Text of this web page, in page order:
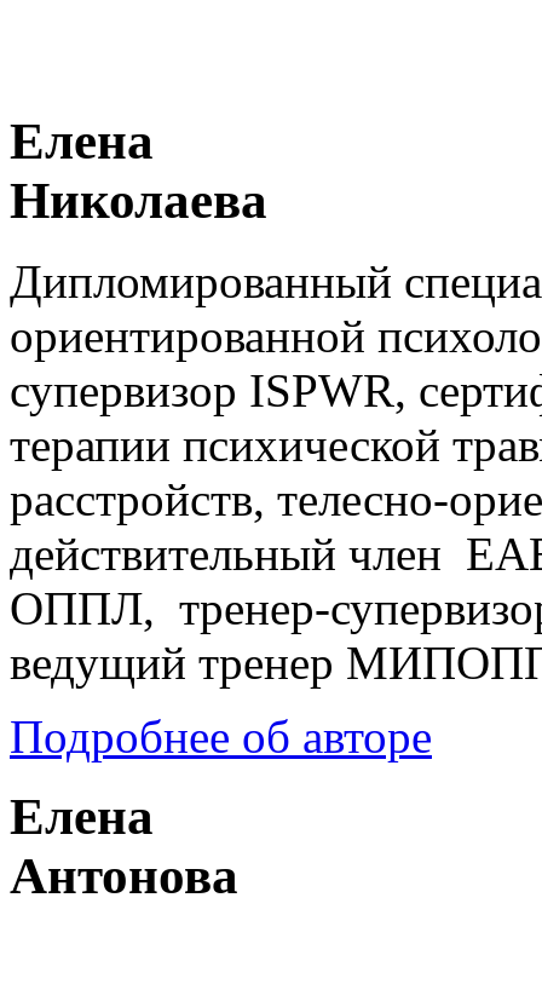
Елена
Николаева
Дипломированный
ориентированной
супервизор ISPWR,
терапии психической
расстройств, телесно-
действительный член
ОППЛ, тренер-
ведущий тренер
Подробнее об авторе
Елена
Антонова